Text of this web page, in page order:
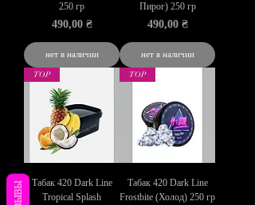
250 гр
Цена
490,00 ₴
нет в наличии
Пирог) 250 гр
Цена
490,00 ₴
нет в наличии
TOP
Табак 420 Dark Line
Tropical Splash
TOP
Табак 420 Dark Line
Frostbite (Холод) 250 гр